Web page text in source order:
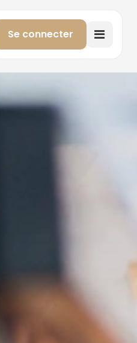
Se connecter